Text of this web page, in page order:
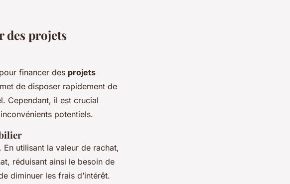
des projets
pour financer des projets
de disposer rapidement de
Cependant, il est crucial
potentiels.
En utilisant la valeur de rachat,
réduisant ainsi le besoin de
diminuer les frais d’intérêt.